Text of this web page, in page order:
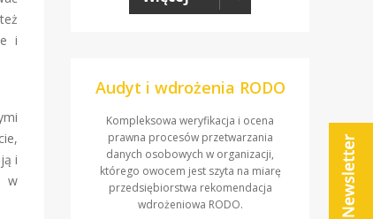
i
i
w
Audyt i wdrożenia RODO
Kompleksowa weryfikacja i ocena
prawna procesów przetwarzania
danych osobowych w organizacji,
którego owocem jest szyta na miarę
przedsiębiorstwa rekomendacja
wdrożeniowa RODO.